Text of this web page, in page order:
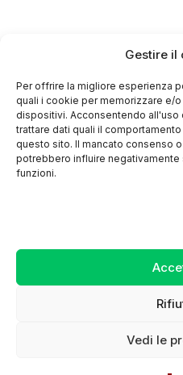
Gestire il
Per offrire la migliore esperienza
quali i cookie per memorizzare e/
dispositivi. Acconsentendo
trattare dati quali il
questo sito. Il mancato consenso
potrebbero influire negativamente
funzioni.
Vedi le